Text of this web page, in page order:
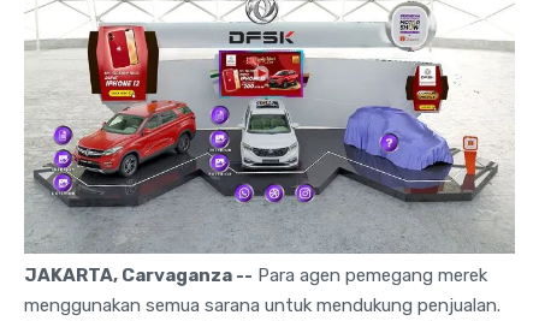
JAKARTA, Carvaganza -- Para agen pemegang merek
menggunakan semua sarana untuk mendukung penjualan.